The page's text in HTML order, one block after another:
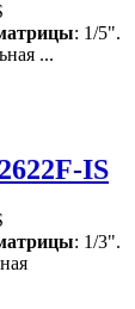
: 1/5".
...
IS
: 1/3".